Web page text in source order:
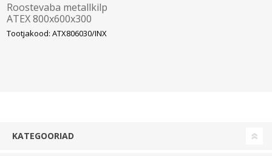
Roostevaba metallkilp
ATEX 800x600x300
mont.plaadiga IP66, 304L,
IDE
Tootjakood: ATX806030/INX
KATEGOORIAD